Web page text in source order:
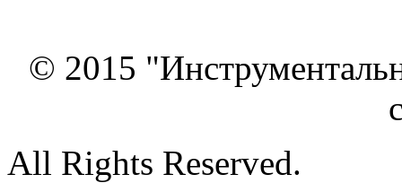
© 2015
All Rights Reserved.